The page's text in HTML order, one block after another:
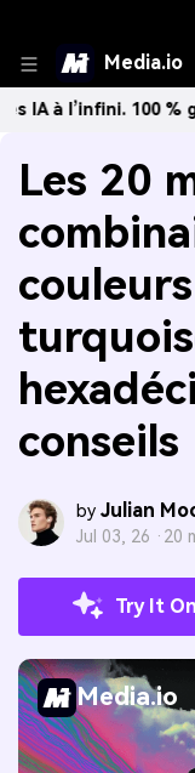
Media.io
100 % gratuit!
Les 20
conseils
by Julian
Jul 03, 26 · 20
Try It
Media.io